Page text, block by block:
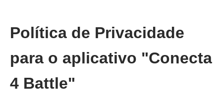
Política de Privacidade
para o aplicativo "Conecta
4 Battle"